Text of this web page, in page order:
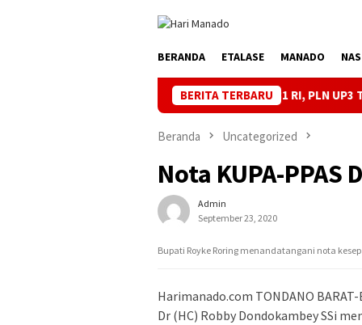
BERANDA
ETALASE MANADO
BERITA TERBARU
Listrik Andal Jelang HUT ke-81 RI, PLN UP3 Tahuna Gelar
Beranda Uncategorized
Nota KUPA-PPAS
Admin
September 23, 2020
Bupati Royke Roring menandatangani nota
Harimanado.com TONDANO
Dr (HC) Robby Dondokambey SSi